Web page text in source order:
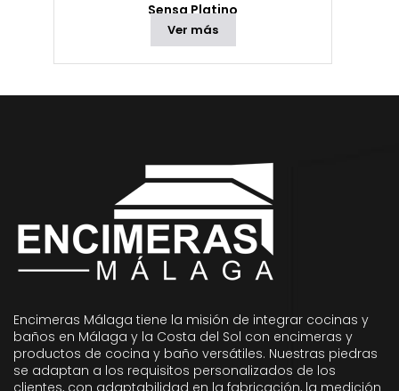
Sensa Platino
Ver más
Encimeras Málaga tiene la misión de integrar cocinas y
baños en Málaga y la Costa del Sol con encimeras y
productos de cocina y baño versátiles. Nuestras piedras
se adaptan a los requisitos personalizados de los
clientes, con adaptabilidad en la fabricación, la medición